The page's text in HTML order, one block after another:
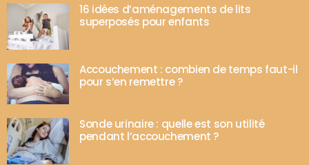
16 idées d’aménagements de lits
superposés pour enfants
Accouchement : combien de temps faut-il
pour s’en remettre ?
Sonde urinaire : quelle est son utilité
pendant l’accouchement ?